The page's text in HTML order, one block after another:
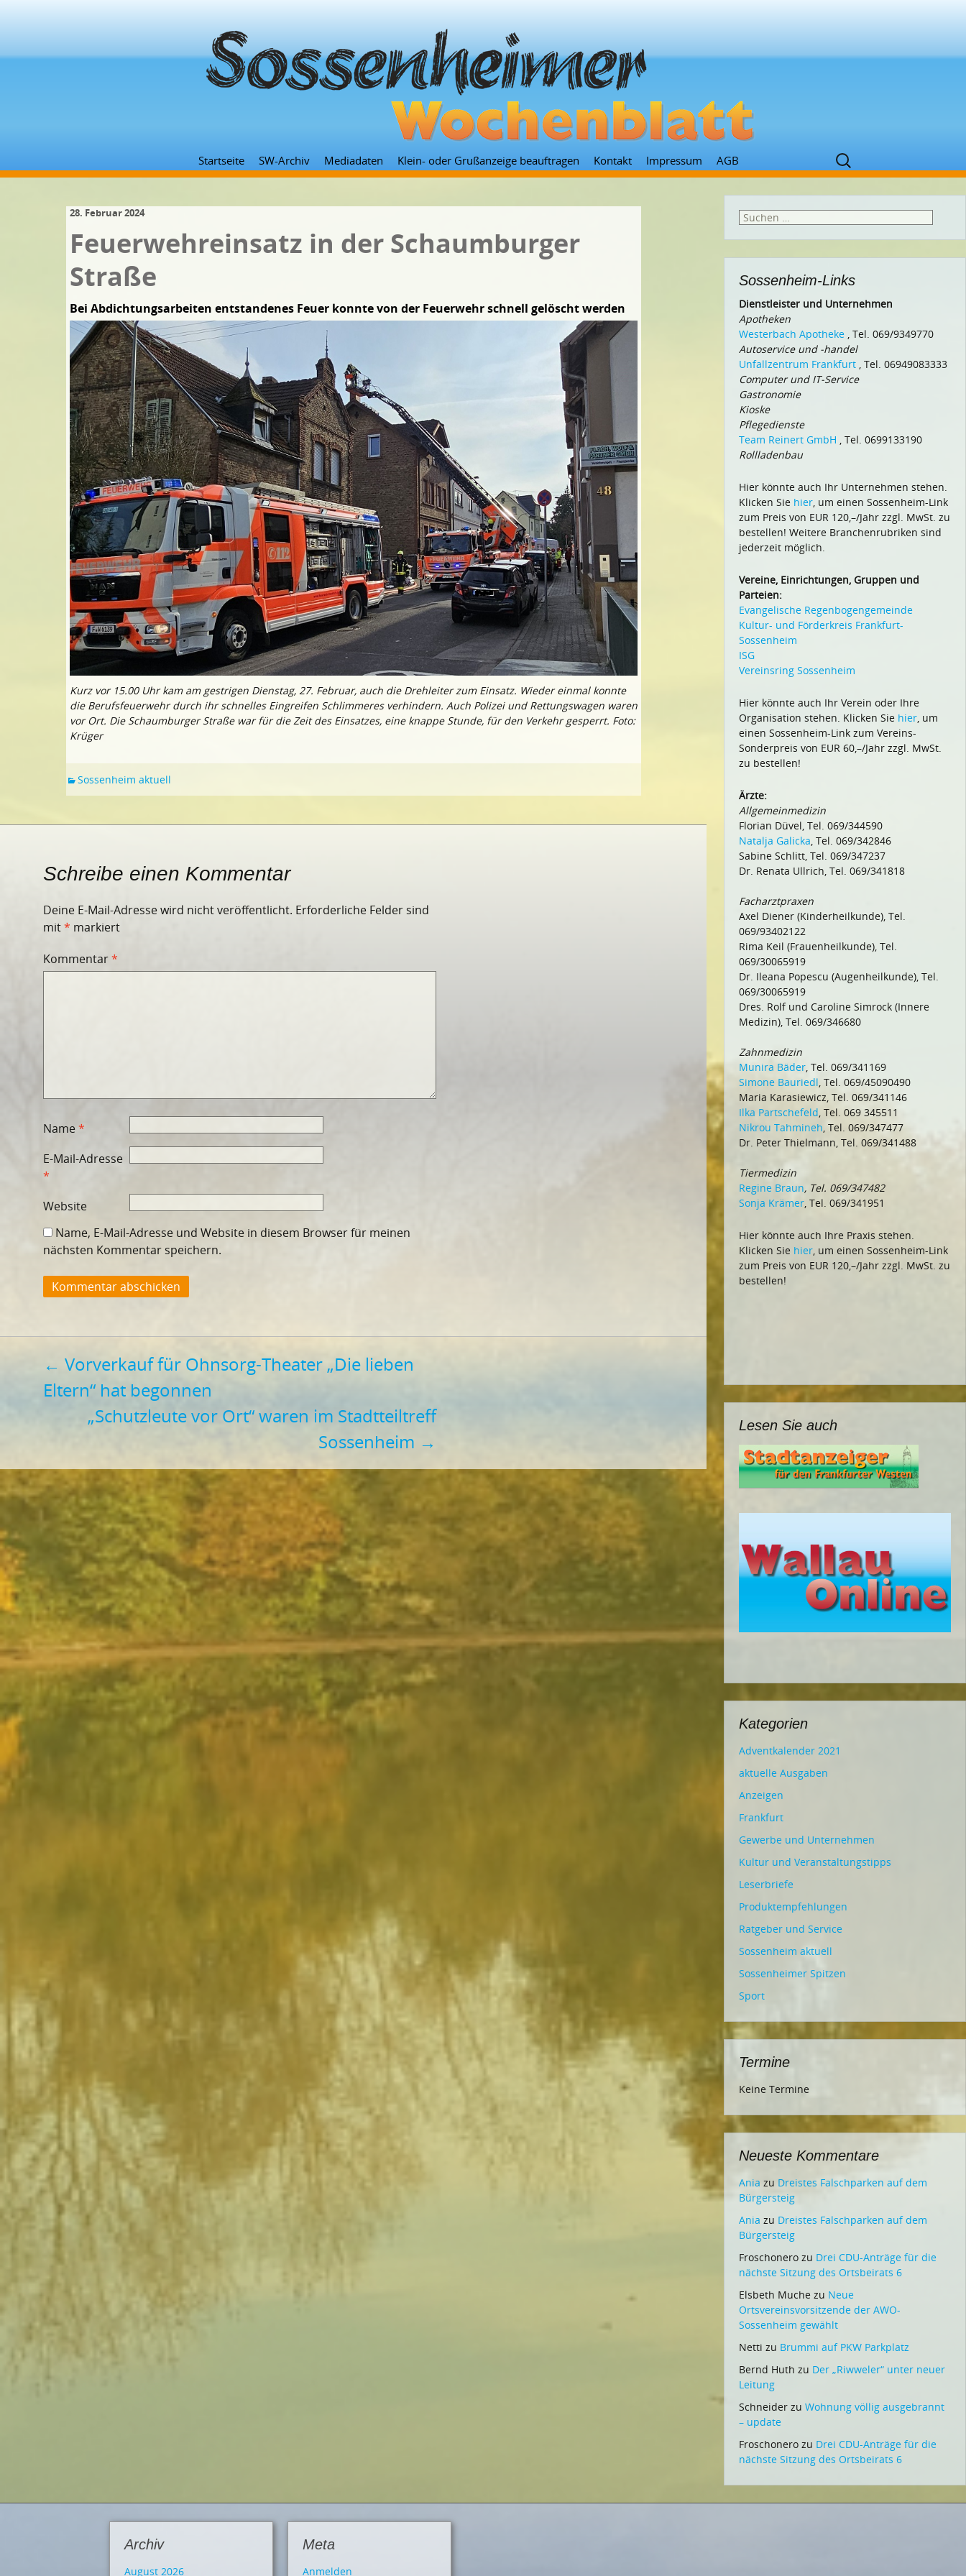
Zum
Inhalt
Startseite SW-Archiv Mediadaten Klein- oder Grußanzeige beauftragen Kontakt Impressum AGB
Suchen
nach:
28. Februar 2024
Feuerwehreinsatz in der Schaumburger
Straße
Bei Abdichtungsarbeiten entstandenes Feuer konnte von der Feuerwehr schnell gelöscht werden
Kurz vor 15.00 Uhr kam am gestrigen Dienstag, 27. Februar, auch die Drehleiter zum Einsatz. Wieder einmal konnte
die Berufsfeuerwehr durch ihr schnelles Eingreifen Schlimmeres verhindern. Auch Polizei und Rettungswagen waren
vor Ort. Die Schaumburger Straße war für die Zeit des Einsatzes, eine knappe Stunde, für den Verkehr gesperrt. Foto:
Krüger
Sossenheim aktuell
Schreibe einen Kommentar
Deine E-Mail-Adresse wird nicht veröffentlicht. Erforderliche Felder sind
mit* markiert
Kommentar*
Name*
E-Mail-Adresse
*
Website
Name, E-Mail-Adresse und Website in diesem Browser für meinen
nächsten Kommentar speichern.
Beitragsnavigation
← Vorverkauf für Ohnsorg-Theater „Die lieben
Eltern“ hat begonnen
„Schutzleute vor Ort“ waren im Stadtteiltreff
Sossenheim →
Suchen
Sossenheim-Links
Dienstleister und Unternehmen
Apotheken
Westerbach Apotheke , Tel. 069/9349770
Autoservice und -handel
Unfallzentrum Frankfurt , Tel. 06949083333
Computer und IT-Service
Gastronomie
Kioske
Pflegedienste
Team Reinert GmbH , Tel. 0699133190
Rollladenbau
Hier könnte auch Ihr Unternehmen stehen.
Klicken Sie hier, um einen Sossenheim-Link
zum Preis von EUR 120,–/Jahr zzgl. MwSt. zu
bestellen! Weitere Branchenrubriken sind
jederzeit möglich.
Vereine, Einrichtungen, Gruppen und
Parteien:
Evangelische Regenbogengemeinde
Kultur- und Förderkreis Frankfurt-
Sossenheim
ISG
Vereinsring Sossenheim
Hier könnte auch Ihr Verein oder Ihre
Organisation stehen. Klicken Sie hier, um
einen Sossenheim-Link zum Vereins-
Sonderpreis von EUR 60,–/Jahr zzgl. MwSt.
zu bestellen!
Ärzte:
Allgemeinmedizin
Florian Düvel, Tel. 069/344590
Natalja Galicka, Tel. 069/342846
Sabine Schlitt, Tel. 069/347237
Dr. Renata Ullrich, Tel. 069/341818
Facharztpraxen
Axel Diener (Kinderheilkunde), Tel.
069/93402122
Rima Keil (Frauenheilkunde), Tel.
069/30065919
Dr. Ileana Popescu (Augenheilkunde), Tel.
069/30065919
Dres. Rolf und Caroline Simrock (Innere
Medizin), Tel. 069/346680
Zahnmedizin
Munira Bäder, Tel. 069/341169
Simone Bauriedl, Tel. 069/45090490
Maria Karasiewicz, Tel. 069/341146
Ilka Partschefeld, Tel. 069 345511
Nikrou Tahmineh, Tel. 069/347477
Dr. Peter Thielmann, Tel. 069/341488
Tiermedizin
Regine Braun, Tel. 069/347482
Sonja Krämer, Tel. 069/341951
Hier könnte auch Ihre Praxis stehen.
Klicken Sie hier, um einen Sossenheim-Link
zum Preis von EUR 120,–/Jahr zzgl. MwSt. zu
bestellen!
Lesen Sie auch
Kategorien
Adventkalender 2021
aktuelle Ausgaben
Anzeigen
Frankfurt
Gewerbe und Unternehmen
Kultur und Veranstaltungstipps
Leserbriefe
Produktempfehlungen
Ratgeber und Service
Sossenheim aktuell
Sossenheimer Spitzen
Sport
Termine
Keine Termine
Neueste Kommentare
Ania zu Dreistes Falschparken auf dem
Bürgersteig
Ania zu Dreistes Falschparken auf dem
Bürgersteig
Froschonero zu Drei CDU-Anträge für die
nächste Sitzung des Ortsbeirats 6
Elsbeth Muche zu Neue
Ortsvereinsvorsitzende der AWO-
Sossenheim gewählt
Netti zu Brummi auf PKW Parkplatz
Bernd Huth zu Der „Riwweler“ unter neuer
Leitung
Schneider zuWohnung völlig ausgebrannt
– update
Froschonero zu Drei CDU-Anträge für die
nächste Sitzung des Ortsbeirats 6
Archiv
August 2026
Meta
Anmelden